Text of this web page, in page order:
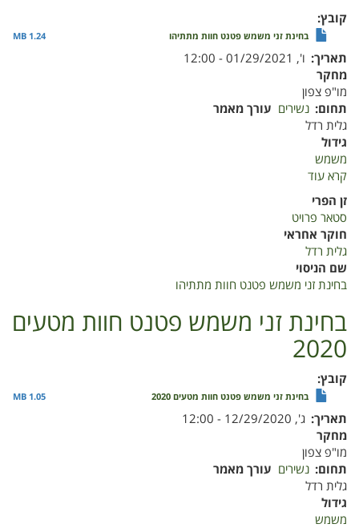
קובץ
בחינת זני משמש פטנט חוות מתתיהו 1.24 MB
תאריך ו', 01/29/2021 - 12:00
מחקר
מו"פ צפון
תחום נשירים עורך מאמר
גלית רדל
גידול
משמש
קרא עוד
משמש
פטנט
מתתיהו
זן הפרי
סטאר פרויט
חוקר אחראי
גלית רדל
שם הניסוי
בחינת זני משמש פטנט חוות מתתיהו
בחינת זני משמש פטנט חוות מטעים
2020
קובץ
בחינת זני משמש פטנט חוות מטעים 2020 1.05 MB
תאריך ג', 12/29/2020 - 12:00
מחקר
מו"פ צפון
תחום נשירים עורך מאמר
גלית רדל
גידול
משמש